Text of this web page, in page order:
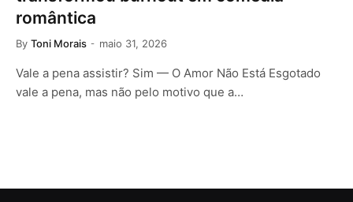
romântica
By Toni Morais maio 31, 2026
Vale a pena assistir? Sim — O Amor Não Está Esgotado
vale a pena, mas não pelo motivo que a…